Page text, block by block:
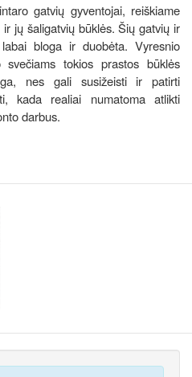
gatvių gyventojai, reiškiame
jų šaligatvių būklės. Šių gatvių ir
bloga ir duobėta. Vyresnio
tokios prastos būklės
nes gali susižeisti ir patirti
kada realiai numatoma atlikti
darbus.